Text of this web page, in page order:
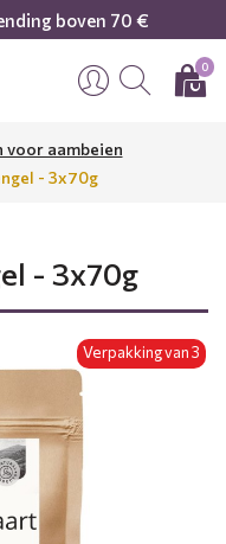
boven 70 €
0
voor aambeien
- 3x70g
- 3x70g
Verpakking van 3